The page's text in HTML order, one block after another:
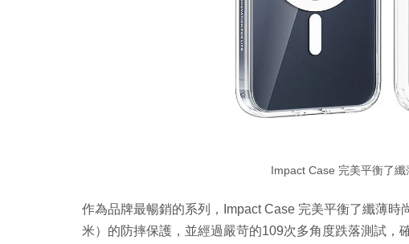
Impact Case 完美平衡了
作為品牌最暢銷的系列，Impact Case 完美平衡了纖薄
米）的防摔保護，並經過嚴苛的109次多角度跌落測試，